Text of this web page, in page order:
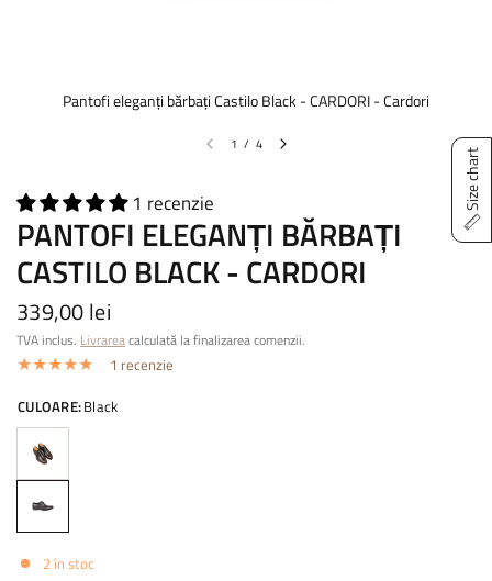
Pantofi eleganți bărbați Castilo Black - CARDORI - Cardori
1 / 4
1 recenzie
PANTOFI ELEGANȚI BĂRBAȚI
CASTILO BLACK - CARDORI
339,00 lei
TVA inclus. Livrareacalculată la finalizarea comenzii.
1 recenzie
CULOARE:Black
2 în stoc
Size chart